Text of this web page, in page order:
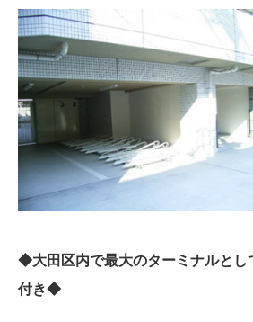
◆大田区内で最大のターミナルとし
付き◆